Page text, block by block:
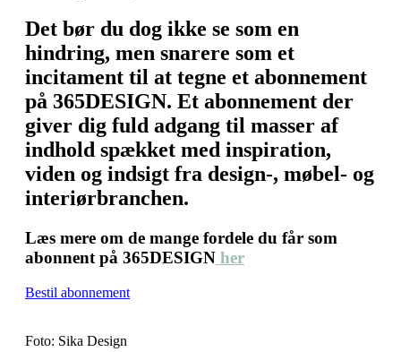
Det bør du dog ikke se som en
hindring, men snarere som et
incitament til at tegne et abonnement
på 365DESIGN. Et abonnement der
giver dig fuld adgang til masser af
indhold spækket med inspiration,
viden og indsigt fra design-, møbel- og
interiørbranchen.
Læs mere om de mange fordele du får som
abonnent på 365DESIGN her
Bestil abonnement
Foto: Sika Design